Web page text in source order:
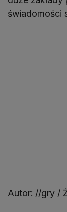
świadomości
Autor: //gry /